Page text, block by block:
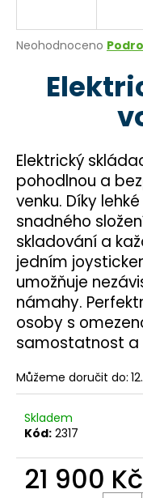
Průměrné
produktu
hvězdiček.
Neohodnoceno
Elektrický
pohodlnou a
venku. Díky
snadného
skladování a
jedním
umožňuje
námahy.
osoby s
samostatnost a
Můžeme doručit do:
Skladem
Kód: 2317
21 900 Kč
j
D
o
p
o
r
u
u
j
e
m
e